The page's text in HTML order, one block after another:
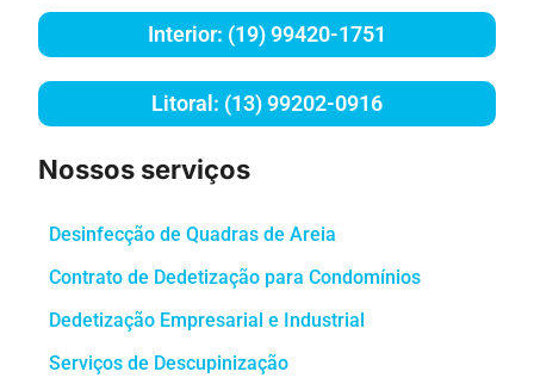
Interior: (19) 99420-1751
Litoral: (13) 99202-0916
Nossos serviços
Desinfecção de Quadras de Areia
Contrato de Dedetização para Condomínios
Dedetização Empresarial e Industrial
Serviços de Descupinização